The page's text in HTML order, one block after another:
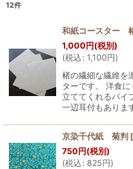
並び順:
絞
12件
和紙コースター
1,000円(税別)
(税込: 1,100円)
楮の繊細な繊維を
ターです。 洋食
立ててくれるバイ
一辺耳付もありま
京染千代紙 菊判 [
750円(税別)
(税込: 825円)